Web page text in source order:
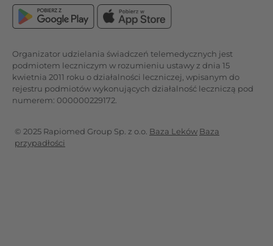
Organizator udzielania świadczeń telemedycznych jest
podmiotem leczniczym w rozumieniu ustawy z dnia 15
kwietnia 2011 roku o działalności leczniczej, wpisanym do
rejestru podmiotów wykonujących działalność leczniczą pod
numerem: 000000229172.
© 2025 Rapiomed Group Sp. z o.o. Baza Leków Baza
przypadłości